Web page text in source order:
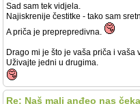
Sad sam tek vidjela.
Najiskrenije čestitke - tako sam
A priča je preprepredivna.
Drago mi je što je vaša priča i
Uživajte jedni u drugima.
Re: Naš mali anđeo nas čeka